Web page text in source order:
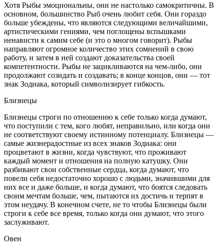
Хотя Рыбы эмоциональны, они не настолько самокритичны. В
основном, большинство Рыб очень любит себя. Они гораздо
больше убеждены, что являются следующими величайшими,
артистическими гениями, чем поглощены вспышками
ненависти к самим себе (и это о многом говорит). Рыбы
направляют огромное количество этих сомнений в свою
работу, и затем в ней создают доказательства своей
компетентности. Рыбы не зацикливаются на чем-либо, они
продолжают созидать и создавать; в конце концов, они — тот
знак Зодиака, который символизирует гибкость.
Близнецы
Близнецы строги по отношению к себе только когда думают,
что поступили с тем, кого любят, неправильно, или когда они
не соответствуют своему истинному потенциалу. Близнецы —
самые жизнерадостные из всех знаков Зодиака: они
процветают в жизни, когда чувствуют, что проживают
каждый момент и отношения на полную катушку. Они
разбивают свои собственные сердца, когда думают, что
повели себя недостаточно хорошо с людьми, значившими для
них все и даже больше, и когда думают, что боятся следовать
своим мечтам больше, чем, пытаются их достичь и терпят в
этом неудачу. В конечном счете, не то чтобы Близнецы были
строги к себе все время, только когда они думают, что этого
заслуживают.
Овен